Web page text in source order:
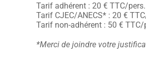
Tarif adhérent : 20 € TTC/pers.
Tarif CJEC/ANECS* : 20 €
Tarif non-adhérent : 50 € TTC/
*Merci de joindre votre